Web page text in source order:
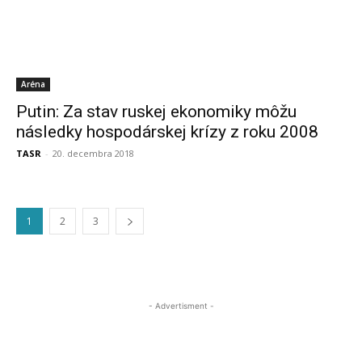
Aréna
Putin: Za stav ruskej ekonomiky môžu
následky hospodárskej krízy z roku 2008
TASR - 20. decembra 2018
1 2 3
- Advertisment -